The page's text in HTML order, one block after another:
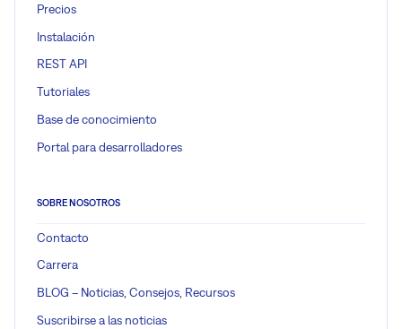
Precios
Instalación
REST API
Tutoriales
Base de conocimiento
Portal para desarrolladores
SOBRE NOSOTROS
Contacto
Carrera
BLOG – Noticias, Consejos, Recursos
Suscribirse a las noticias